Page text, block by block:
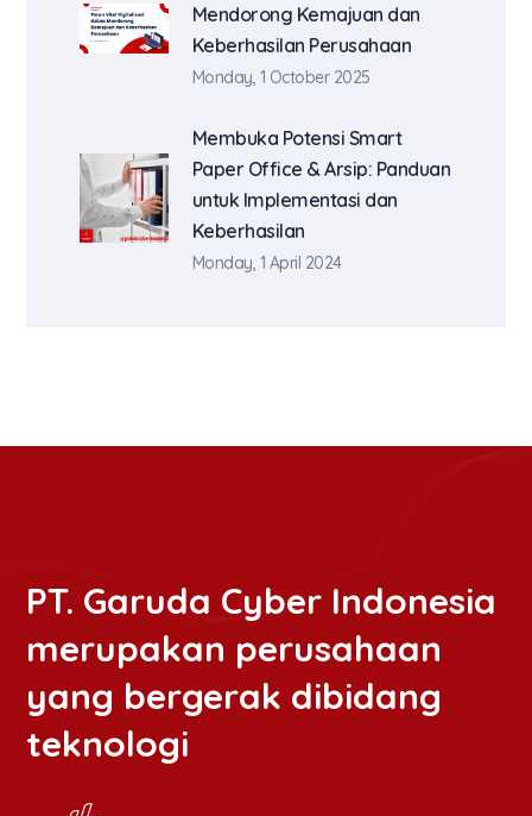
Mendorong Kemajuan dan
Keberhasilan Perusahaan
Monday, 1 October 2025
Membuka Potensi Smart
Paper Office & Arsip: Panduan
untuk Implementasi dan
Keberhasilan
Monday, 1 April 2024
PT. Garuda Cyber Indonesia
merupakan perusahaan
yang bergerak dibidang
teknologi